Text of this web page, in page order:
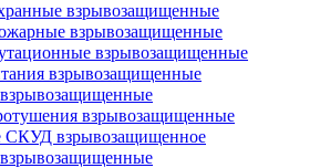
взрывозащищенные
взрывозащищенные
взрывозащищенные
взрывозащищенные
взрывозащищенные
СКУД взрывозащищенное